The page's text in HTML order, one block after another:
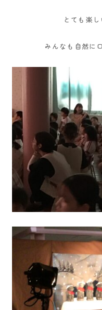
とても楽
みんなも自然に